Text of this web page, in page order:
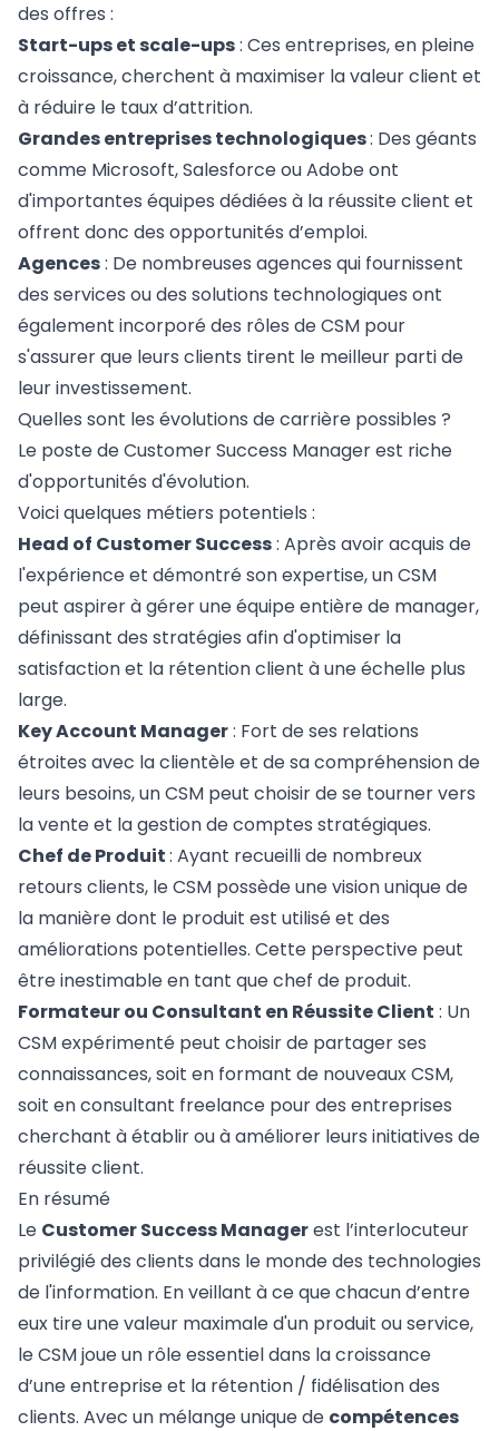
des offres :
Start-ups et scale-ups: Ces entreprises, en pleine
croissance, cherchent à maximiser la valeur client et
à réduire le taux d’attrition.
Grandes entreprises technologiques: Des géants
comme Microsoft, Salesforce ou Adobe ont
d'importantes équipes dédiées à la réussite client et
offrent donc des opportunités d’emploi.
Agences: De nombreuses agences qui fournissent
des services ou des solutions technologiques ont
également incorporé des rôles de CSM pour
s'assurer que leurs clients tirent le meilleur parti de
leur investissement.
Quelles sont les évolutions de carrière possibles ?
Le poste de Customer Success Manager est riche
d'opportunités d'évolution.
Voici quelques métiers potentiels :
Head of Customer Success: Après avoir acquis de
l'expérience et démontré son expertise, un CSM
peut aspirer à gérer une équipe entière de manager,
définissant des stratégies afin d'optimiser la
satisfaction et la rétention client à une échelle plus
large.
Key Account Manager: Fort de ses relations
étroites avec la clientèle et de sa compréhension de
leurs besoins, un CSM peut choisir de se tourner vers
la vente et la gestion de comptes stratégiques.
Chef de Produit: Ayant recueilli de nombreux
retours clients, le CSM possède une vision unique de
la manière dont le produit est utilisé et des
améliorations potentielles. Cette perspective peut
être inestimable en tant que chef de produit.
Formateur ou Consultant en Réussite Client : Un
CSM expérimenté peut choisir de partager ses
connaissances, soit en formant de nouveaux CSM,
soit en consultant freelance pour des entreprises
cherchant à établir ou à améliorer leurs initiatives de
réussite client.
En résumé
Le Customer Success Managerest l’interlocuteur
privilégié des clients dans le monde des technologies
de l'information. En veillant à ce que chacun d’entre
eux tire une valeur maximale d'un produit ou service,
le CSM joue un rôle essentiel dans la croissance
d’une entreprise et la rétention / fidélisation des
clients. Avec un mélange unique de compétences